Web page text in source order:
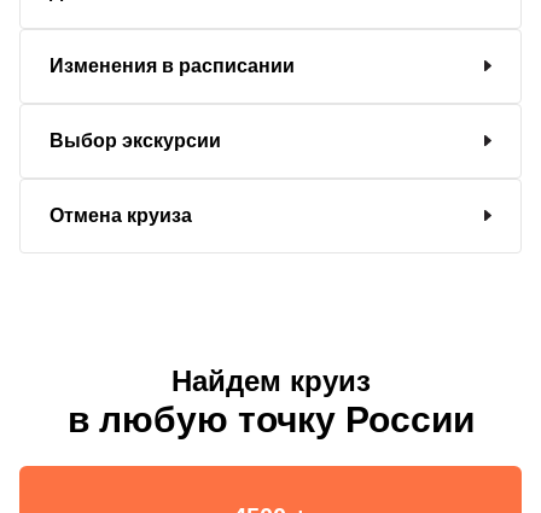
Изменения в расписании
Выбор экскурсии
Отмена круиза
Найдем круиз
в любую точку России